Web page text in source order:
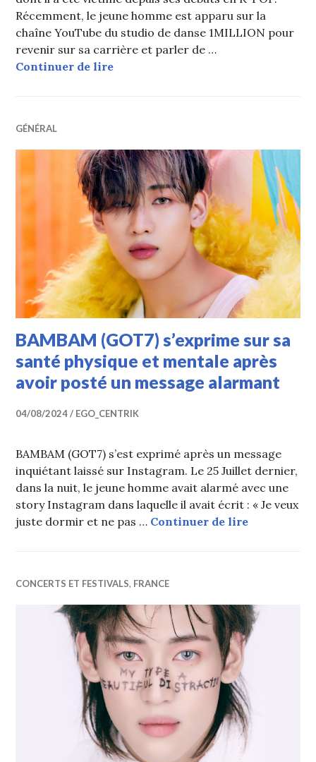
Récemment, le jeune homme est apparu sur la
chaîne YouTube du studio de danse 1MILLION pour
revenir sur sa carrière et parler de …
Continuer de lireBAMBAM (GOT7) parle du
GÉNÉRAL
BAMBAM (GOT7) s’exprime sur sa
santé physique et mentale après
avoir posté un message alarmant
04/08/2024 EGO_CENTRIK
BAMBAM (GOT7) s’est exprimé après un message
inquiétant laissé sur Instagram. Le 25 Juillet dernier,
dans la nuit, le jeune homme avait alarmé avec une
story Instagram dans laquelle il avait écrit : « Je veux
juste dormir et ne pas … Continuer de lireBAMBAM
CONCERTS ET FESTIVALS, FRANCE